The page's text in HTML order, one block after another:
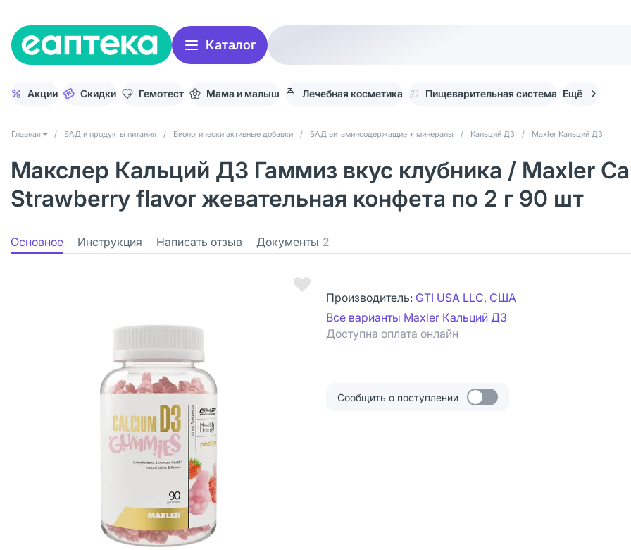
Каталог
Акции Скидки Гемотест Мама и малыш Лечебная косметика Пищеварительная система Ещё
Главная / БАД и продукты питания / Биологически активные добавки / БАД витаминсодержащие + минералы / Кальций Д3 / Maxler Кальций Д3
Макслер Кальций Д3 Гаммиз вкус клубника / Maxler
Strawberry flavor жевательная конфета по 2 г 90 шт
Основное Инструкция Написать отзыв Документы 2
Производитель: GTI USA LLC, США
Все варианты Maxler Кальций Д3
Доступна оплата онлайн
Сообщить о поступлении